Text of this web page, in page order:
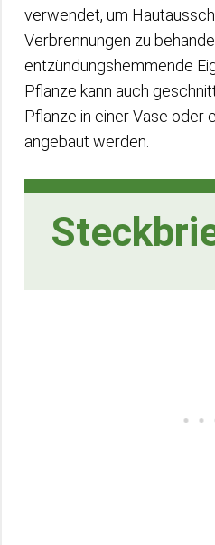
verwendet, um
Verbrennungen zu
entzündungshemmende
Pflanze kann auch
Pflanze in einer Vase oder
angebaut werden.